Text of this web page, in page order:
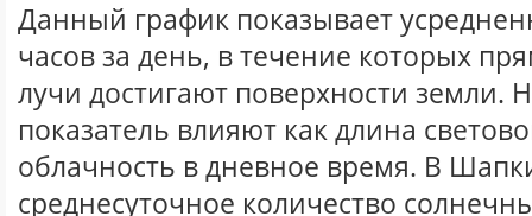
Данный график показывает
часов за день, в течение которых
лучи достигают поверхности земли.
показатель влияют как длина
облачность в дневное время. В
среднесуточное количество